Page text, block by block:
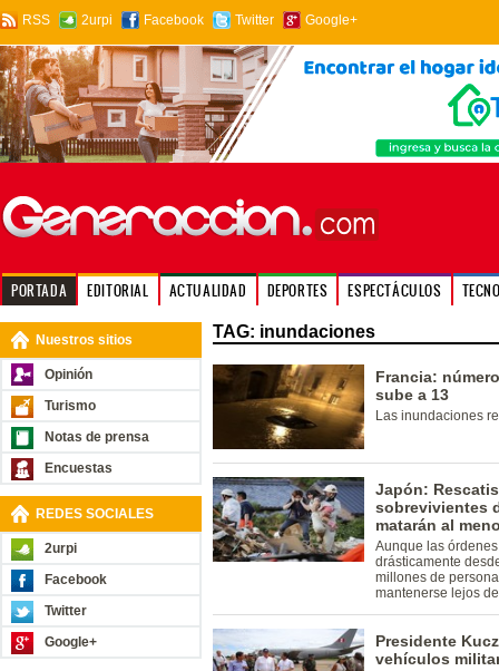
RSS 2urpi Facebook Twitter Google+
PORTADA EDITORIAL ACTUALIDAD DEPORTES ESPECTÁCULOS
Nuestros sitios
Opinión
Turismo
Notas de prensa
Encuestas
REDES SOCIALES
2urpi
Facebook
Twitter
Google+
TAG: inundaciones
Francia:
sube a 13
Las inundaciones
Japón:
sobrevivientes
matarán al
Aunque las
drásticamente
millones de
mantenerse lejos
Presidente
vehículos